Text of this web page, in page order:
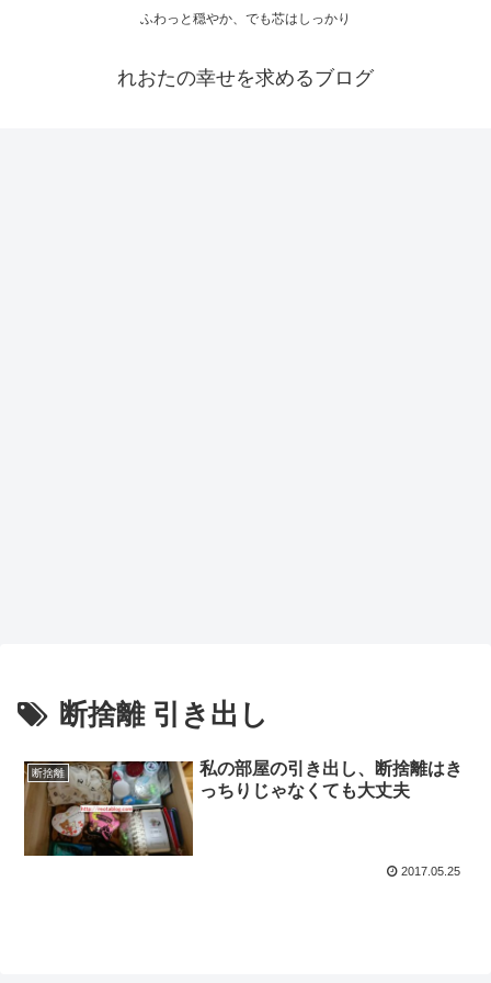
ふわっと穏やか、でも芯はしっかり
れおたの幸せを求めるブログ
断捨離 引き出し
断捨離
私の部屋の引き出し、断捨離はき
っちりじゃなくても大丈夫
2017.05.25